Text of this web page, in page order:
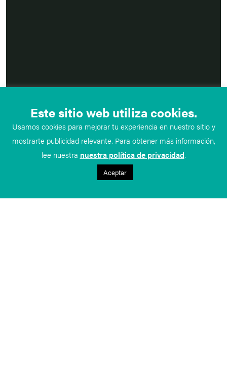
Este sitio web utiliza cookies.
Usamos cookies para mejorar tu experiencia en nuestro sitio y
mostrarte publicidad relevante. Para obtener más información,
lee nuestra nuestra política de privacidad.
Aceptar